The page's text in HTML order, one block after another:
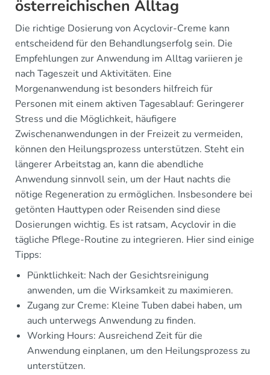
österreichischen Alltag
Die richtige Dosierung von Acyclovir-Creme kann
entscheidend für den Behandlungserfolg sein. Die
Empfehlungen zur Anwendung im Alltag variieren je
nach Tageszeit und Aktivitäten. Eine
Morgenanwendung ist besonders hilfreich für
Personen mit einem aktiven Tagesablauf: Geringerer
Stress und die Möglichkeit, häufigere
Zwischenanwendungen in der Freizeit zu vermeiden,
können den Heilungsprozess unterstützen. Steht ein
längerer Arbeitstag an, kann die abendliche
Anwendung sinnvoll sein, um der Haut nachts die
nötige Regeneration zu ermöglichen. Insbesondere bei
getönten Hauttypen oder Reisenden sind diese
Dosierungen wichtig. Es ist ratsam, Acyclovir in die
tägliche Pflege-Routine zu integrieren. Hier sind einige
Tipps:
Pünktlichkeit: Nach der Gesichtsreinigung
anwenden, um die Wirksamkeit zu maximieren.
Zugang zur Creme: Kleine Tuben dabei haben, um
auch unterwegs Anwendung zu finden.
Working Hours: Ausreichend Zeit für die
Anwendung einplanen, um den Heilungsprozess zu
unterstützen.